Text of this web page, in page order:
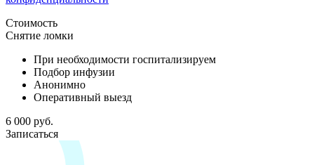
Стоимость
Снятие ломки
При необходимости госпитализируем
Подбор инфузии
Анонимно
Оперативный выезд
6 000 руб.
Записаться